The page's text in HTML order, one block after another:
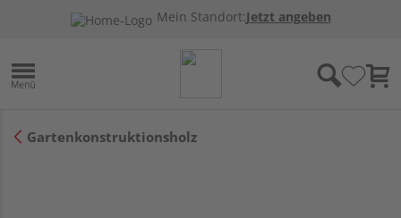
Mein Standort:Jetzt angeben
Gartenkonstruktionsholz